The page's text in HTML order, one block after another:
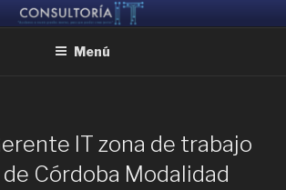
IT
grandes mentes, para que puedan crear juntas
Menú
IT zona de trabajo
Córdoba Modalidad